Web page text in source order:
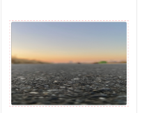
集:BEST版>
-リリカゼタケル
差しは]